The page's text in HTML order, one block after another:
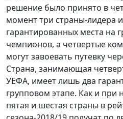
решение было принято в
момент три страны-лидера
гарантированных места на
чемпионов, а четвертые
могут завоевать путевку
Страна, занимающая
УЕФА, имеет лишь два
групповом этапе. Как и при
пятая и шестая страны в